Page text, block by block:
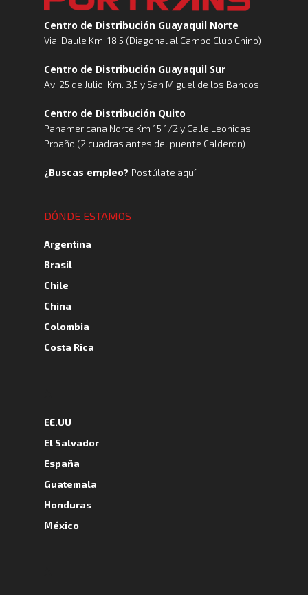
Centro de Distribución Guayaquil Norte
Via. Daule Km. 18.5 (Diagonal al Campo Club Chino)
Centro de Distribución Guayaquil Sur
Av. 25 de Julio, Km. 3,5 y San Miguel de los Bancos
Centro de Distribución Quito
Panamericana Norte Km 15 1/2 y Calle Leonidas
Proaño (2 cuadras antes del puente Calderon)
¿Buscas empleo? Postúlate aquí
DÓNDE ESTAMOS
Argentina
Brasil
Chile
China
Colombia
Costa Rica
EE.UU
El Salvador
España
Guatemala
Honduras
México